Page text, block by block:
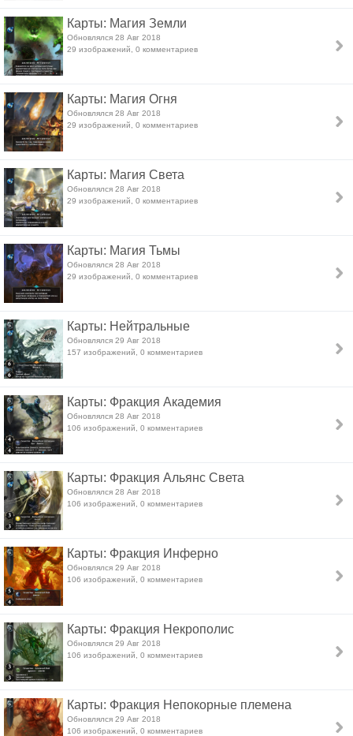
Карты: Магия Земли
Обновлялся 28 Авг 2018
29 изображений, 0 комментариев
Карты: Магия Огня
Обновлялся 28 Авг 2018
29 изображений, 0 комментариев
Карты: Магия Света
Обновлялся 28 Авг 2018
29 изображений, 0 комментариев
Карты: Магия Тьмы
Обновлялся 28 Авг 2018
29 изображений, 0 комментариев
Карты: Нейтральные
Обновлялся 29 Авг 2018
157 изображений, 0 комментариев
Карты: Фракция Академия
Обновлялся 28 Авг 2018
106 изображений, 0 комментариев
Карты: Фракция Альянс Света
Обновлялся 28 Авг 2018
106 изображений, 0 комментариев
Карты: Фракция Инферно
Обновлялся 29 Авг 2018
106 изображений, 0 комментариев
Карты: Фракция Некрополис
Обновлялся 29 Авг 2018
106 изображений, 0 комментариев
Карты: Фракция Непокорные племена
Обновлялся 29 Авг 2018
106 изображений, 0 комментариев